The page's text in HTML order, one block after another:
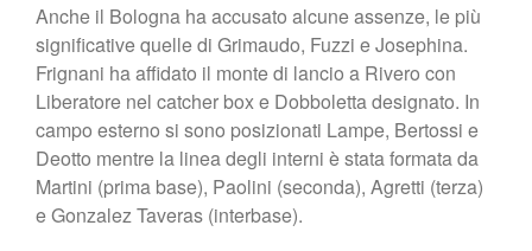
Anche il Bologna ha accusato alcune assenze, le più
significative quelle di Grimaudo, Fuzzi e Josephina.
Frignani ha affidato il monte di lancio a Rivero con
Liberatore nel catcher box e Dobboletta designato. In
campo esterno si sono posizionati Lampe, Bertossi e
Deotto mentre la linea degli interni è stata formata da
Martini (prima base), Paolini (seconda), Agretti (terza)
e Gonzalez Taveras (interbase).